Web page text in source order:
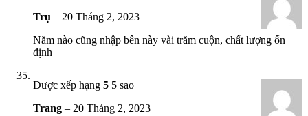
Trụ – 20 Tháng 2, 2023
Năm nào cũng nhập bên này vài trăm cuộn, chất lượng ổn
định
Được xếp hạng 5 5 sao
Trang – 20 Tháng 2, 2023